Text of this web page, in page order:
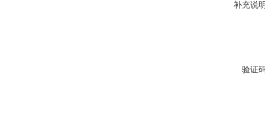
补充说
验证